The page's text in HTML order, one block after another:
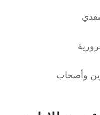
وأصحاب